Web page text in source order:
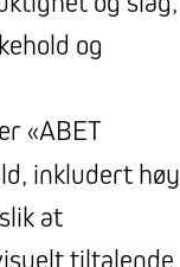
og
«ABET
inkludert høy
at
tiltalende.